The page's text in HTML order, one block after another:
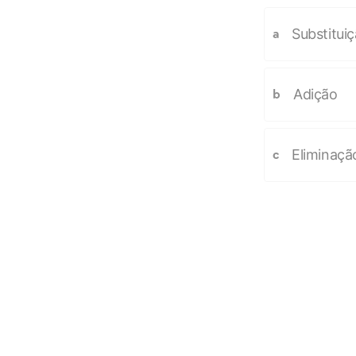
a
b Adição
c